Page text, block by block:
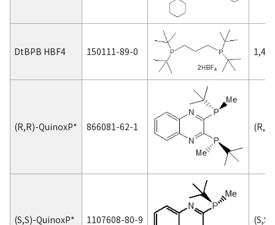
DtBPB HBF4 150111-89-0 1,4-
(R,R)-QuinoxP* 866081-62-1
(S,S)-QuinoxP* 1107608-80-9 (S,S